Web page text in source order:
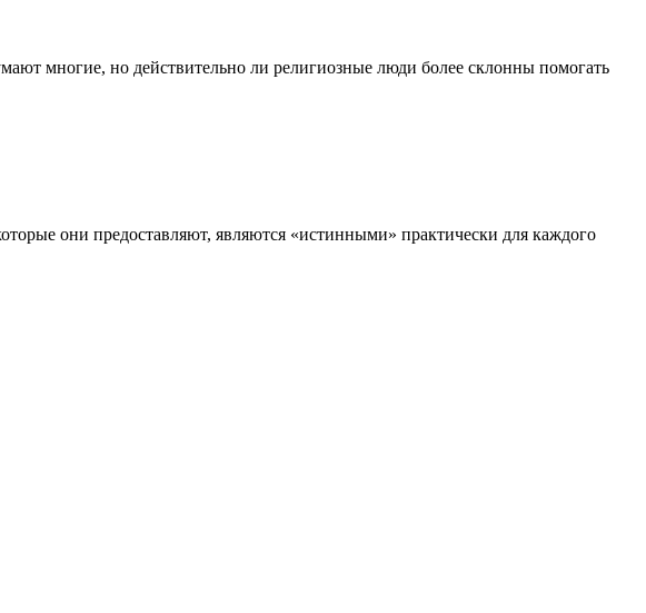
многие, но действительно ли религиозные люди более склонны помогать
они предоставляют, являются «истинными» практически для каждого